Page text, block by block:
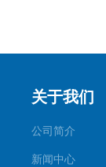
关于我们
公司简介
新闻中心